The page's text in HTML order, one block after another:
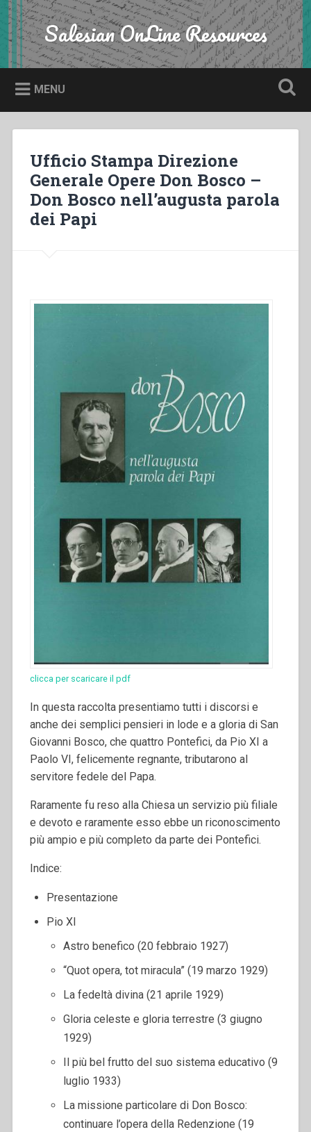
Skip
to
content
Search Salesian OnLine Resources
MENU
Ufficio Stampa Direzione
Generale Opere Don Bosco –
Don Bosco nell’augusta parola
dei Papi
clicca per scaricare il pdf
In questa raccolta presentiamo tutti i discorsi e
anche dei semplici pensieri in lode e a gloria di San
Giovanni Bosco, che quattro Pontefici, da Pio XI a
Paolo VI, felicemente regnante, tributarono al
servitore fedele del Papa.
Raramente fu reso alla Chiesa un servizio più filiale
e devoto e raramente esso ebbe un riconoscimento
più ampio e più completo da parte dei Pontefici.
Indice:
Presentazione
Pio XI
Astro benefico (20 febbraio 1927)
“Quot opera, tot miracula” (19 marzo 1929)
La fedeltà divina (21 aprile 1929)
Gloria celeste e gloria terrestre (3 giugno
1929)
Il più bel frutto del suo sistema educativo (9
luglio 1933)
La missione particolare di Don Bosco:
continuare l’opera della Redenzione (19